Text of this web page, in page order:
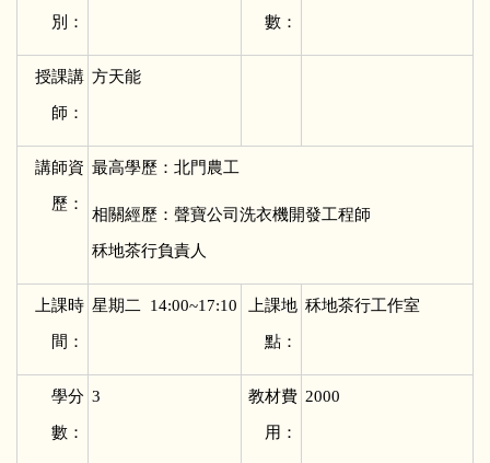
別： 數：
授課講
師：
方天能
講師資
歷：
最高學歷：北門農工
相關經歷：聲寶公司洗衣機開發工程師
秝地茶行負責人
上課時
間：
星期二 14:00~17:10 上課地
點：
秝地茶行工作室
學分
數：
3 教材費
用：
2000